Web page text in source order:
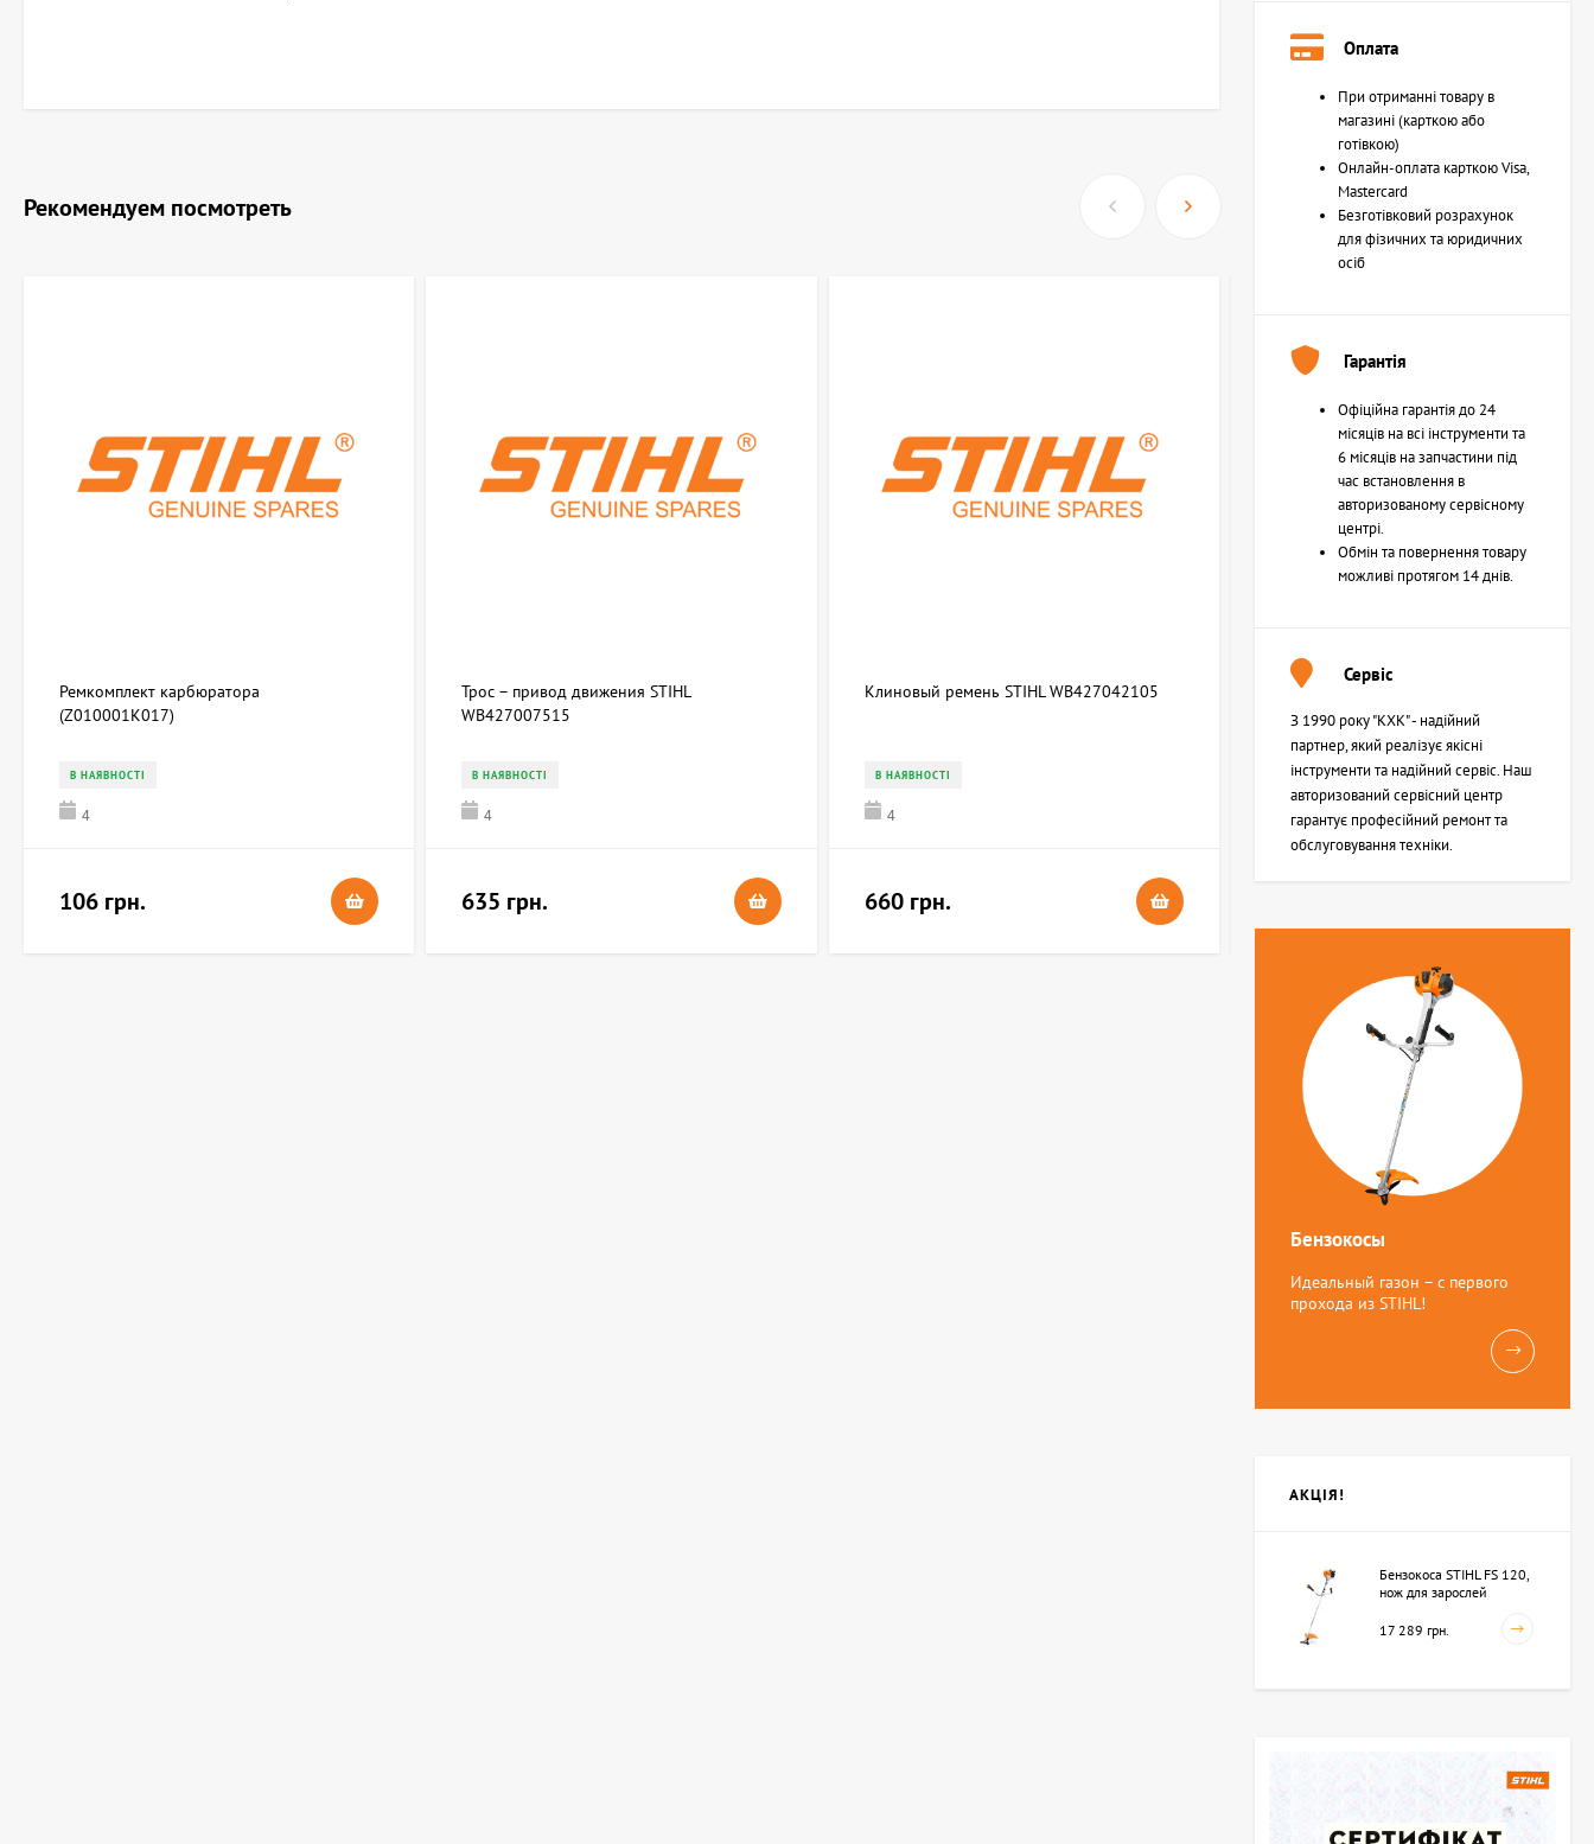
Рекомендуем посмотреть
Ремкомплект карбюратора
(Z010001K017)
В НАЯВНОСТІ
4
106 грн.
Трос – привод движения STIHL
WB427007515
В НАЯВНОСТІ
4
635 грн.
Клиновый ремень STIHL WB427042105
В НАЯВНОСТІ
4
660 грн.
Возвратная пружина STIHL (Z000013Z000)
В НАЯВНОСТІ
4
Оплата
При отриманні товару в
магазині (карткою або
готівкою)
Онлайн-оплата карткою Visa,
Mastercard
Безготівковий розрахунок
для фізичних та юридичних
осіб
Гарантія
Офіційна гарантія до 24
місяців на всі інструменти та
6 місяців на запчастини під
час встановлення в
авторизованому сервісному
центрі.
Обмін та повернення товару
можливі протягом 14 днів.
Сервіс
З 1990 року "КХК" - надійний
партнер, який реалізує якісні
інструменти та надійний сервіс. Наш
авторизований сервісний центр
гарантує професійний ремонт та
обслуговування техніки.
Бензокосы
Идеальный газон – с первого
прохода из STIHL!
АКЦІЯ!
Бензокоса STIHL FS 120,
нож для зарослей
17 289 грн.